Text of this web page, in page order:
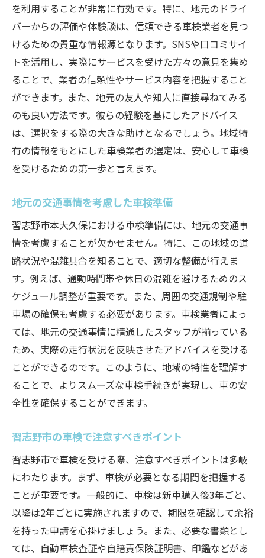
を利用することが非常に有効です。特に、地元のドライ
バーからの評価や体験談は、信頼できる車検業者を見つ
けるための貴重な情報源となります。SNSや口コミサイ
トを活用し、実際にサービスを受けた方々の意見を集め
ることで、業者の信頼性やサービス内容を把握すること
ができます。また、地元の友人や知人に直接尋ねてみる
のも良い方法です。彼らの経験を基にしたアドバイス
は、選択をする際の大きな助けとなるでしょう。地域特
有の情報をもとにした車検業者の選定は、安心して車検
を受けるための第一歩と言えます。
地元の交通事情を考慮した車検準備
習志野市本大久保における車検準備には、地元の交通事
情を考慮することが欠かせません。特に、この地域の道
路状況や混雑具合を知ることで、適切な整備が行えま
す。例えば、通勤時間帯や休日の混雑を避けるためのス
ケジュール調整が重要です。また、周囲の交通規制や駐
車場の確保も考慮する必要があります。車検業者によっ
ては、地元の交通事情に精通したスタッフが揃っている
ため、実際の走行状況を反映させたアドバイスを受ける
ことができるのです。このように、地域の特性を理解す
ることで、よりスムーズな車検手続きが実現し、車の安
全性を確保することができます。
習志野市の車検で注意すべきポイント
習志野市で車検を受ける際、注意すべきポイントは多岐
にわたります。まず、車検が必要となる期間を把握する
ことが重要です。一般的に、車検は新車購入後3年ごと、
以降は2年ごとに実施されますので、期限を確認して余裕
を持った申請を心掛けましょう。また、必要な書類とし
ては、自動車検査証や自賠責保険証明書、印鑑などがあ